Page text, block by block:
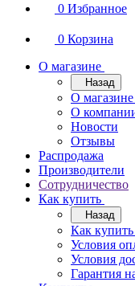
0 Избранное
0 Корзина
О магазине
Назад
О магазине
О
Новости
Отзывы
Распродажа
Производители
Сотрудничество
Как купить
Назад
Как купить
Условия
Условия
Гарантия